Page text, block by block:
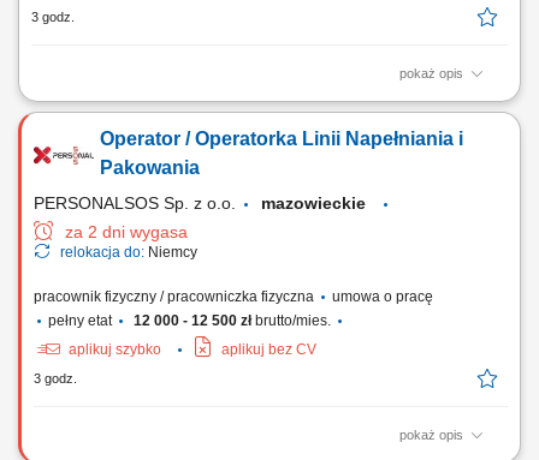
3 godz.
pokaż opis
Zakład produkcyjny specjalizujący się w stolarce drewnianej poszukuje
obowiązków: Obróbka i przygotowanie elementów drewnianych do
montażu; Cięcie i szlifowanie komponentów; Montaż okien, drzwi i
Operator / Operatorka Linii Napełniania i
Pakowania
PERSONALSOS Sp. z o.o.
mazowieckie
za 2 dni wygasa
relokacja do: Niemcy
pracownik fizyczny / pracowniczka fizyczna
umowa o pracę
pełny etat
12 000 - 12 500 złbrutto/mies.
aplikuj szybko
aplikuj bez CV
3 godz.
pokaż opis